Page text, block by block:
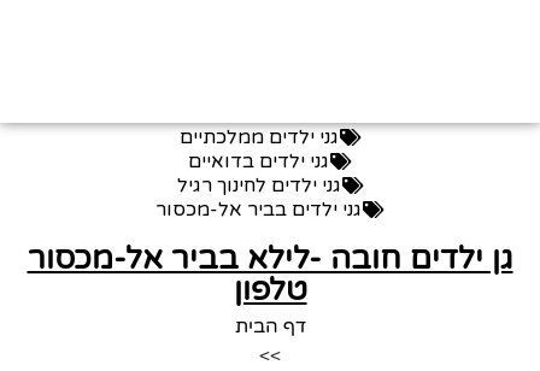
גני ילדים ממלכתיים
גני ילדים בדואיים
גני ילדים לחינוך רגיל
גני ילדים בביר אל-מכסור
גן ילדים חובה -לילא בביר אל-מכסור
טלפון
דף הבית
>>